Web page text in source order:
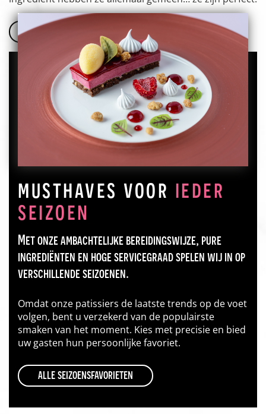
bekijk patisserie
musthaves voor ieder
seizoen
Met onze ambachtelijke bereidingswijze, pure
ingrediënten en hoge servicegraad spelen wij in op
verschillende seizoenen.
Omdat onze patissiers de laatste trends op de voet
volgen, bent u verzekerd van de populairste
smaken van het moment. Kies met precisie en bied
uw gasten hun persoonlijke favoriet.
alle seizoensfavorieten